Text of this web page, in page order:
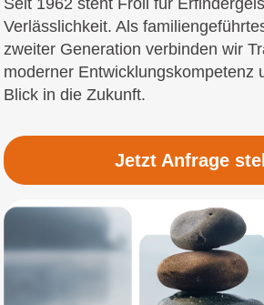
Verlässlichkeit. Als
zweiter Generation verbinden wir
moderner Entwicklungskompetenz
Blick in die Zukunft.
Jetzt Anfrage